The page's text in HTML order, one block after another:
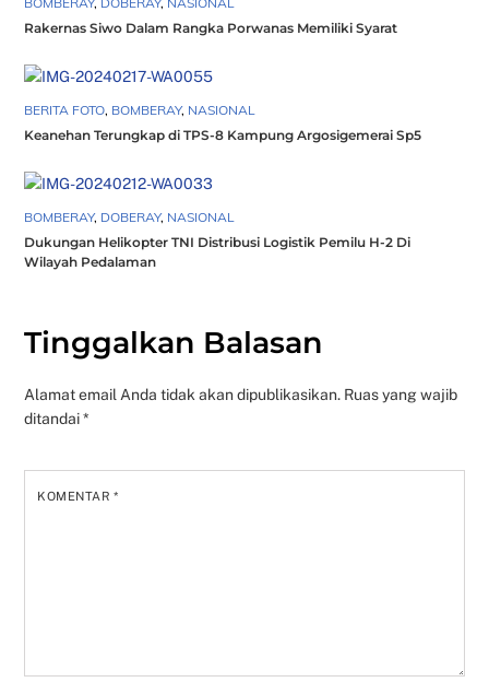
Rakernas Siwo Dalam Rangka Porwanas Memiliki Syarat
BERITA FOTO, BOMBERAY, NASIONAL
Keanehan Terungkap di TPS-8 Kampung Argosigemerai Sp5
BOMBERAY, DOBERAY, NASIONAL
Dukungan Helikopter TNI Distribusi Logistik Pemilu H-2 Di
Wilayah Pedalaman
Tinggalkan Balasan
Alamat email Anda tidak akan dipublikasikan. Ruas yang wajib
ditandai*
KOMENTAR*